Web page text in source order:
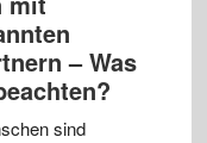
– Was
sind